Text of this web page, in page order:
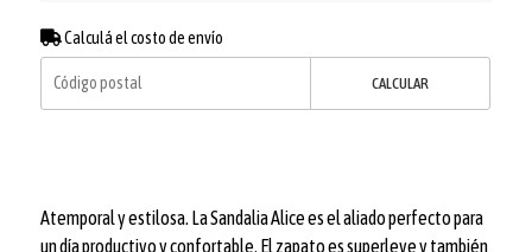
Calculá el costo de envío
CALCULAR
Atemporal y estilosa. La Sandalia Alice es el aliado perfecto para
un día productivo y confortable. El zapato es superleve y también